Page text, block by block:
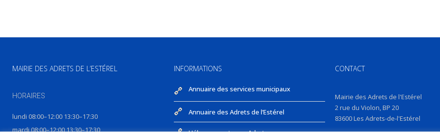
MAIRIE DES ADRETS DE L’ESTÉREL
HORAIRES
lundi 08:00–12:00 13:30–17:30
mardi 08:00–12:00 13:30–17:30
INFORMATIONS
Annuaire des services municipaux
Annuaire des Adrets de l’Estérel
Hébergements aux Adrets
CONTACT
Mairie des Adrets de l'Estérel
2 rue du Violon, BP 20
83600 Les Adrets-de-l'Estérel